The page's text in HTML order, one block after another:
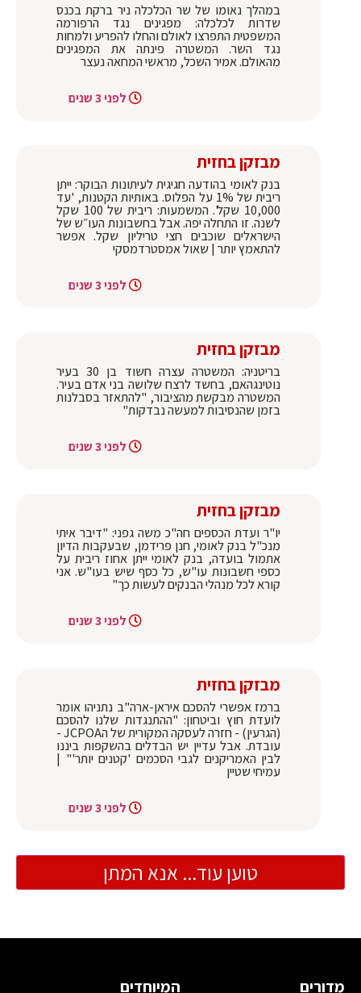
במהלך נאומו של שר הכלכלה ניר ברקת בכנס
שדרות לכלכלה: מפגינים נגד הרפורמה
המשפטית התפרצו לאולם והחלו להפריע ולמחות
נגד השר. המשטרה פינתה את המפגינים
מהאולם. אמיר השכל, מראשי המחאה נעצר
לפני 3 שנים
מבזקן בחזית
בנק לאומי בהודעה חגיגית לעיתונות הבוקר: ייתן
ריבית של 1% על הפלוס. באותיות הקטנות, 'עד
10,000 שקל'. המשמעות: ריבית של 100 שקל
לשנה. זו התחלה יפה. אבל בחשבונות העו״ש של
הישראלים שוכבים חצי טריליון שקל. אפשר
להתאמץ יותר | שאול אמסטרדמסקי
לפני 3 שנים
מבזקן בחזית
בריטניה: המשטרה עצרה חשוד בן 30 בעיר
נוטינגהאם, בחשד לרצח שלושה בני אדם בעיר.
המשטרה מבקשת מהציבור, "להתאזר בסבלנות
בזמן שהנסיבות למעשה נבדקות"
לפני 3 שנים
מבזקן בחזית
יו"ר ועדת הכספים חה"כ משה גפני: "דיבר איתי
מנכ"ל בנק לאומי, חנן פרידמן, שבעקבות הדיון
אתמול בועדה, בנק לאומי ייתן אחוז ריבית על
כספי חשבונות עו"ש, כל כסף שיש בעו"ש. אני
קורא לכל מנהלי הבנקים לעשות כך"
לפני 3 שנים
מבזקן בחזית
ברמז אפשרי להסכם איראן-ארה"ב נתניהו אומר
לועדת חוץ וביטחון: "ההתנגדות שלנו להסכם
(הגרעין) - חזרה לעסקה המקורית של הJCPOA -
עובדת. אבל עדיין יש הבדלים בהשקפות ביננו
לבין האמריקנים לגבי הסכמים 'קטנים יותר'" |
עמיחי שטיין
לפני 3 שנים
טוען עוד... אנא המתן
מדורים המיוחדים